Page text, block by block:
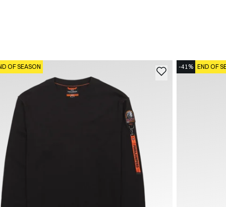
OF SEASON -41% END OF